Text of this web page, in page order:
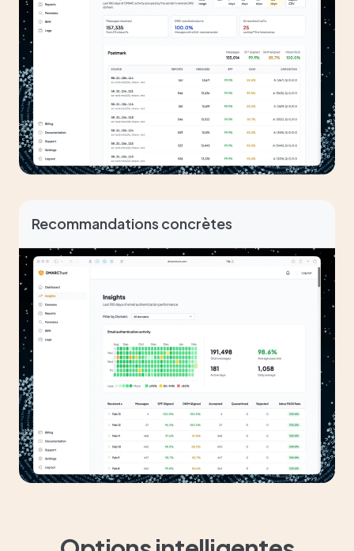
Recommandations concrètes